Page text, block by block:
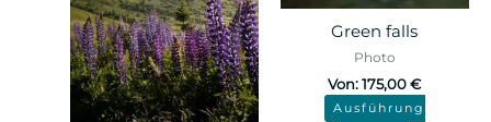
Green falls
Photo
Von:175,00€
Ausführung